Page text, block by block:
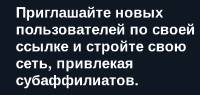
Приглашайте новых
пользователей по своей
ссылке и стройте свою
сеть, привлекая
субаффилиатов.